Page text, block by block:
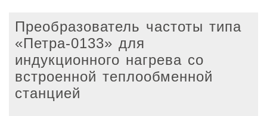
Преобразователь частоты типа
«Петра-0133» для
индукционного нагрева со
встроенной теплообменной
станцией